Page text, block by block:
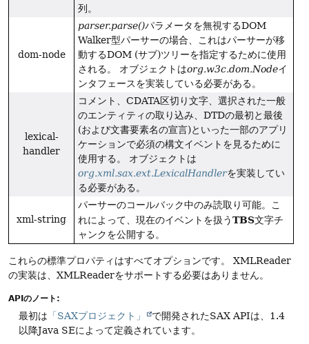
列。
dom-node
parser.parse()パラメータを無視するDOM
Walker型パーサーの場合、これはパーサーが移
動するDOM (サブ)ツリーを指定するために使用
される。
オブジェクトはorg.w3c.dom.Nodeイ
ンタフェースを実装している必要がある。
lexical-
handler
コメント、CDATA区切り文字、選択された一般
のエンティティの取り込み、DTDの最初と最後
(および文書要素名の宣言)といった一部のアプリ
ケーションで必須の構文イベントを見るために
使用する。
オブジェクトは
org.xml.sax.ext.LexicalHandlerを実装してい
る必要がある。
xml-string
パーサーのコールバック中のみ読取り可能。こ
れによって、現在のイベントを扱うTBS文字チ
ャンクを公開する。
これらの標準プロパティはすべてオプションです。
XMLReader
の実装は、XMLReaderをサポートする必要はありません。
APIのノート:
最初は 「SAXプロジェクト」
で開発されたSAX APIは、1.4
以降Java SEによって定義されています。